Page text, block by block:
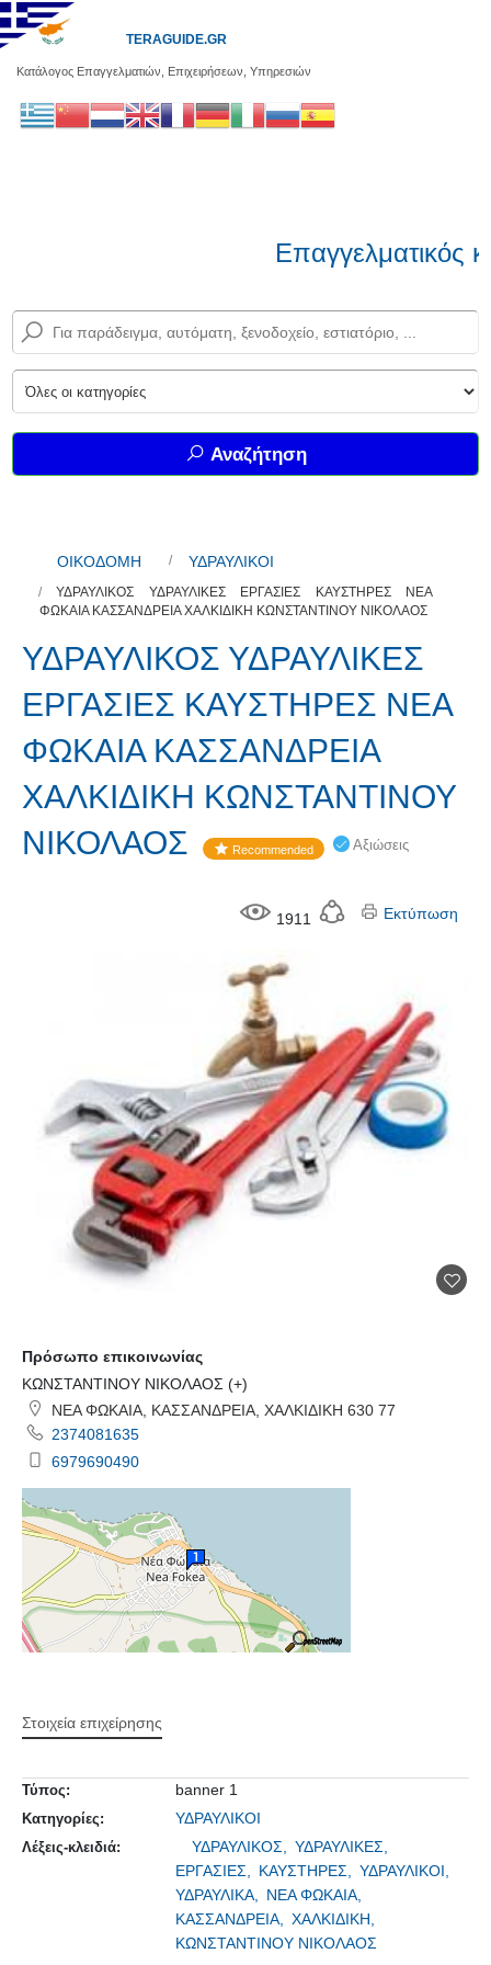
Κατάλογος Επαγγελματιών, Επιχειρήσεων, Υπηρεσιών
TERAGUIDE.GR
Επαγγελματικός
Αναζήτηση
ΟΙΚΟΔΟΜΗ ΥΔΡΑΥΛΙΚΟΙ
ΥΔΡΑΥΛΙΚΟΣ ΥΔΡΑΥΛΙΚΕΣ ΕΡΓΑΣΙΕΣ ΚΑΥΣΤΗΡΕΣ ΝΕΑ
ΦΩΚΑΙΑ ΚΑΣΣΑΝΔΡΕΙΑ ΧΑΛΚΙΔΙΚΗ ΚΩΝΣΤΑΝΤΙΝΟΥ ΝΙΚΟΛΑΟΣ
ΥΔΡΑΥΛΙΚΟΣ ΥΔΡΑΥΛΙΚΕΣ
ΕΡΓΑΣΙΕΣ ΚΑΥΣΤΗΡΕΣ ΝΕΑ
ΦΩΚΑΙΑ ΚΑΣΣΑΝΔΡΕΙΑ
ΧΑΛΚΙΔΙΚΗ ΚΩΝΣΤΑΝΤΙΝΟΥ
ΝΙΚΟΛΑΟΣ
Recommended Αξιώσεις
1911 Εκτύπωση
Πρόσωπο επικοινωνίας
ΚΩΝΣΤΑΝΤΙΝΟΥ ΝΙΚΟΛΑΟΣ (+)
ΝΕΑ ΦΩΚΑΙΑ, ΚΑΣΣΑΝΔΡΕΙΑ, ΧΑΛΚΙΔΙΚΗ 630 77
2374081635
6979690490
Στοιχεία επιχείρησης
Τύπος: banner 1
Κατηγορίες: ΥΔΡΑΥΛΙΚΟΙ
Λέξεις-κλειδιά: ΥΔΡΑΥΛΙΚΟΣ, ΥΔΡΑΥΛΙΚΕΣ,
ΕΡΓΑΣΙΕΣ, ΚΑΥΣΤΗΡΕΣ, ΥΔΡΑΥΛΙΚΟΙ,
ΥΔΡΑΥΛΙΚΑ, ΝΕΑ ΦΩΚΑΙΑ,
ΚΑΣΣΑΝΔΡΕΙΑ, ΧΑΛΚΙΔΙΚΗ,
ΚΩΝΣΤΑΝΤΙΝΟΥ ΝΙΚΟΛΑΟΣ